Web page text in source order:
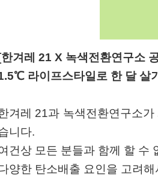
겨레 21 X 녹색전환연구소
라이프스타일로 한 달 살
겨레 21과 녹색전환연구소
니다.
건상 모든 분들과 함께 할 수
양한 탄소배출 요인을 고려